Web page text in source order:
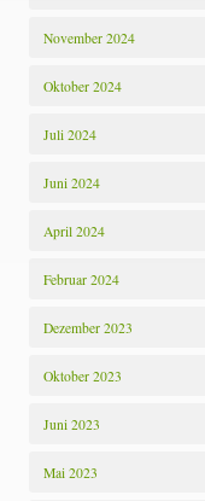
November 2024
Oktober 2024
Juli 2024
Juni 2024
April 2024
Februar 2024
Dezember 2023
Oktober 2023
Juni 2023
Mai 2023